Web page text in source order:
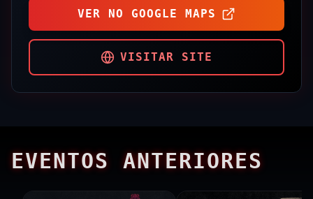
VER NO GOOGLE MAPS
VISITAR SITE
EVENTOS ANTERIORES